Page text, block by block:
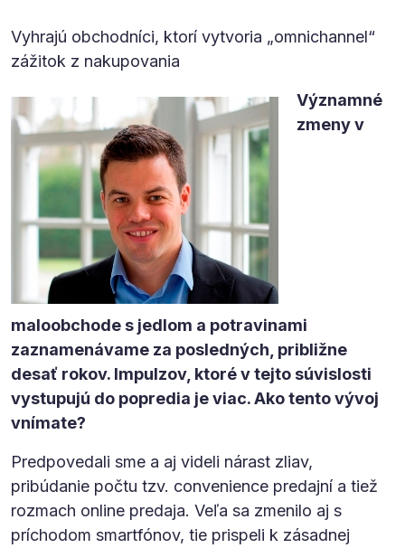
Vyhrajú obchodníci, ktorí vytvoria „omnichannel“
zážitok z nakupovania
Významné
zmeny v
maloobchode s jedlom a potravinami
zaznamenávame za posledných, približne
desať rokov. Impulzov, ktoré v tejto súvislosti
vystupujú do popredia je viac. Ako tento vývoj
vnímate?
Predpovedali sme a aj videli nárast zliav,
pribúdanie počtu tzv. convenience predajní a tiež
rozmach online predaja. Veľa sa zmenilo aj s
príchodom smartfónov, tie prispeli k zásadnej